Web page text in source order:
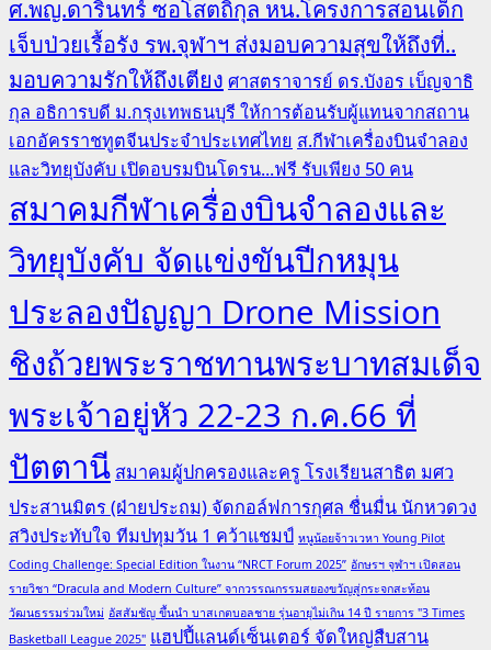
ศ.พญ.ดารินทร์ ซอโสตถิกุล หน.โครงการสอนเด็ก
เจ็บป่วยเรื้อรัง รพ.จุฬาฯ ส่งมอบความสุขให้ถึงที่..
มอบความรักให้ถึงเตียง ศาสตราจารย์ ดร.บังอร เบ็ญจาธิ
กุล อธิการบดี ม.กรุงเทพธนบุรี ให้การต้อนรับผู้แทนจากสถาน
เอกอัครราชทูตจีนประจำประเทศไทย ส.กีฬาเครื่องบินจำลอง
และวิทยุบังคับ เปิดอบรมบินโดรน...ฟรี รับเพียง 50 คน
สมาคมกีฬาเครื่องบินจำลองและ
วิทยุบังคับ จัดแข่งขันปีกหมุน
ประลองปัญญา Drone Mission
ชิงถ้วยพระราชทานพระบาทสมเด็จ
พระเจ้าอยู่หัว 22-23 ก.ค.66 ที่
ปัตตานี สมาคมผู้ปกครองและครู โรงเรียนสาธิต มศว
ประสานมิตร (ฝ่ายประถม) จัดกอล์ฟการกุศล ชื่นมื่น นักหวดวง
สวิงประทับใจ ทีมปทุมวัน 1 คว้าแชมป์ หนูน้อยจ้าวเวหา Young Pilot
Coding Challenge: Special Edition ในงาน “NRCT Forum 2025” อักษรฯ จุฬาฯ เปิดสอน
รายวิชา “Dracula and Modern Culture” จากวรรณกรรมสยองขวัญสู่กระจกสะท้อน
วัฒนธรรมร่วมใหม่ อัสสัมชัญ ขึ้นนำ บาสเกตบอลชาย รุ่นอายุไม่เกิน 14 ปี รายการ "3 Times
Basketball League 2025" แฮปปี้แลนด์เซ็นเตอร์ จัดใหญ่สืบสาน